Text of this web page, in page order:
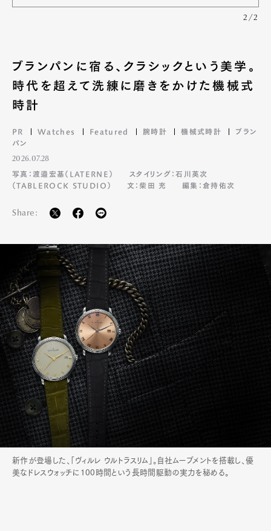
2/2
ブランパンに宿る、クラシックという美学。
時代を超えて洗練に磨きをかけた機械式
時計
PR Watches Featured 腕時計 機械式時計
ブラン
パン
2026.07.28
写真：渡邉宏基（LATERNE）
スタイリング：石川英次
（TABLEROCK STUDIO）
文：柴田 充 編集：倉持佑次
Share:
新作が登場した、「ヴィルレ ウルトラスリム」。自社ムーブメントを搭載し、優
美なドレスウォッチに100時間という長時間駆動の実力を秘める。